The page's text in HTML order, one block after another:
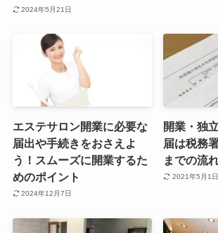
2024年5月21日
エステサロン開業に必要な
届出や手続きをおさえよ
う！スムーズに開業するた
めのポイント
2024年12月7日
開業・独
届は税務
までの流
2021年5月1日